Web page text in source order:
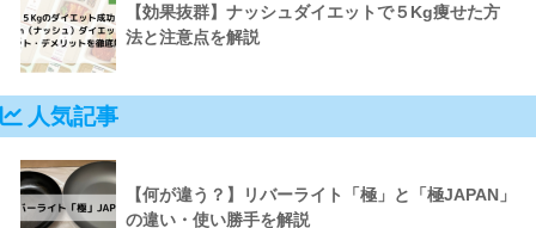
【効果抜群】ナッシュダイエットで５Kg痩せた方
法と注意点を解説
人気記事
【何が違う？】リバーライト「極」と「極JAPAN」
の違い・使い勝手を解説